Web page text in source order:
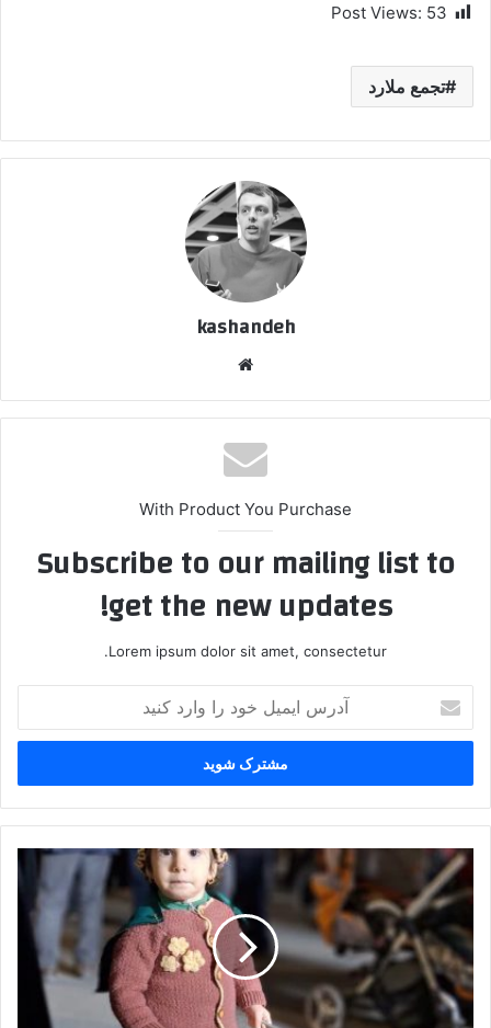
Post Views: 53
تجمع ملارد
kashandeh
With Product You Purchase
Subscribe to our mailing list to
get the new updates!
Lorem ipsum dolor sit amet, consectetur.
ایمیل
خود
وارد
کنید
حضور
پررنگ
کودکان
و
نوزادان
در
تجمع
مردم